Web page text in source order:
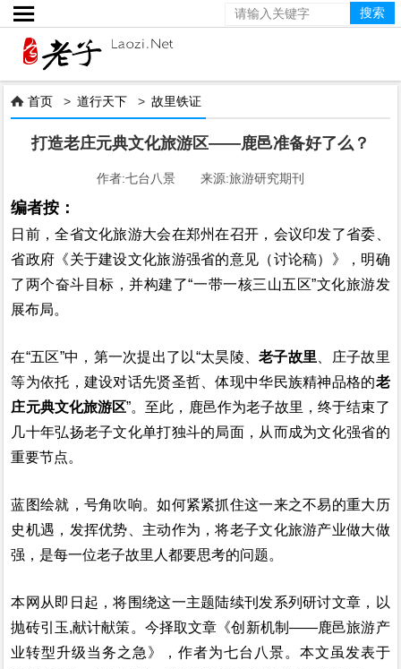

 首页 >道行天下 >故里铁证
打造老庄元典文化旅游区——鹿邑准备好了么？
作者:七台八景 来源:旅游研究期刊
编者按：
日前，全省文化旅游大会在郑州在召开，会议印发了省委、
省政府《关于建设文化旅游强省的意见（讨论稿）》，明确
了两个奋斗目标，并构建了“一带一核三山五区”文化旅游发
展布局。
在“五区”中，第一次提出了以“太昊陵、老子故里 、庄子故里
等为依托，建设对话先贤圣哲、体现中华民族精神品格的老
庄元典文化旅游区”。至此，鹿邑作为老子故里，终于结束了
几十年弘扬老子文化单打独斗的局面，从而成为文化强省的
重要节点。
蓝图绘就，号角吹响。如何紧紧抓住这一来之不易的重大历
史机遇，发挥优势、主动作为，将老子文化旅游产业做大做
强，是每一位老子故里人都要思考的问题。
本网从即日起，将围绕这一主题陆续刊发系列研讨文章，以
抛砖引玉,献计献策。今择取文章《创新机制——鹿邑旅游产
业转型升级当务之急》，作者为七台八景。本文虽发表于